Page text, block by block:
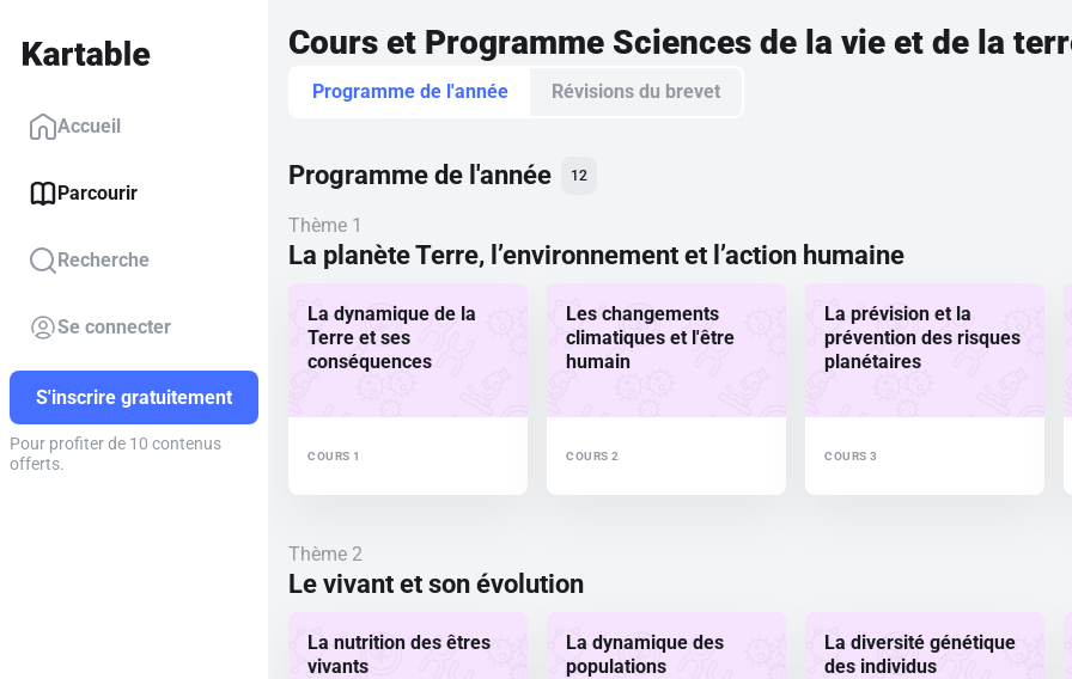
Accueil
Parcourir
Recherche
Se connecter
S'inscrire gratuitement
Pour profiter de 10 contenus
offerts.
Cours et Programme Sciences de la vie et de la
Programme de l'année Révisions du brevet
Programme de l'année 12
Thème 1
La planète Terre, l’environnement et l’action humaine
La dynamique de la
Terre et ses
conséquences
COURS 1
Les changements
climatiques et l'être
humain
COURS 2
La prévision et la
prévention des risques
planétaires
COURS 3
Thème 2
Le vivant et son évolution
La nutrition des êtres
vivants
La dynamique des
populations
La diversité génétique
des individus